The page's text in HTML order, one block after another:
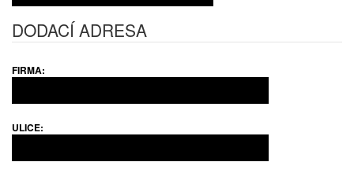
DODACÍ ADRESA
FIRMA:
ULICE: